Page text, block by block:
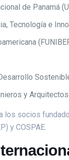
de Panamá
Tecnología e
y
los socios
y COSPAE.